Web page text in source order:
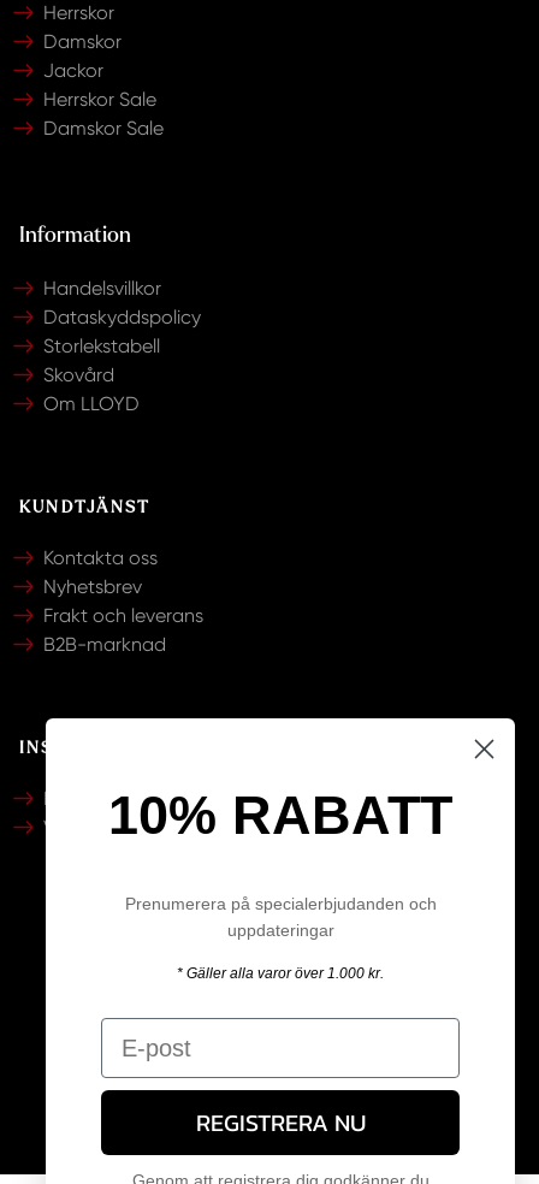
Herrskor
Damskor
Jackor
Herrskor Sale
Damskor Sale
Information
Handelsvillkor
Dataskyddspolicy
Storlekstabell
Skovård
Om LLOYD
KUNDTJÄNST
Kontakta oss
Nyhetsbrev
Frakt och leverans
B2B-marknad
INSPIRATION
Katalog
Video
Följ oss
10% RABATT
Prenumerera på specialerbjudanden och
uppdateringar
* Gäller alla varor över 1.000 kr.
REGISTRERA NU